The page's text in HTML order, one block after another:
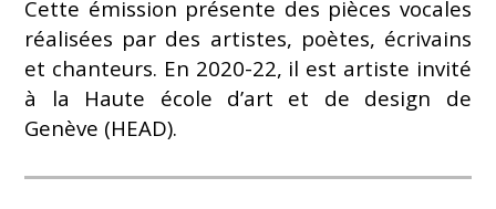
Cette émission présente des pièces vocales
réalisées par des artistes, poètes, écrivains
et chanteurs. En 2020-22, il est artiste invité
à la Haute école d’art et de design de
Genève (HEAD).